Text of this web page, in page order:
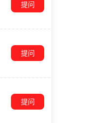
提问
提问
提问